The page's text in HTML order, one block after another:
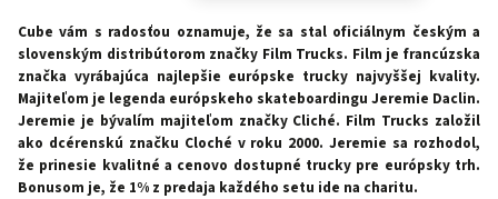
Cube vám s radosťou oznamuje, že sa stal oficiálnym českým a
slovenským distribútorom značky Film Trucks. Film je francúzska
značka vyrábajúca najlepšie európske trucky najvyššej kvality.
Majiteľom je legenda európskeho skateboardingu Jeremie Daclin.
Jeremie je bývalím majiteľom značky Cliché. Film Trucks založil
ako dcérenskú značku Cloché v roku 2000. Jeremie sa rozhodol,
že prinesie kvalitné a cenovo dostupné trucky pre európsky trh.
Bonusom je, že 1% z predaja každého setu ide na charitu.